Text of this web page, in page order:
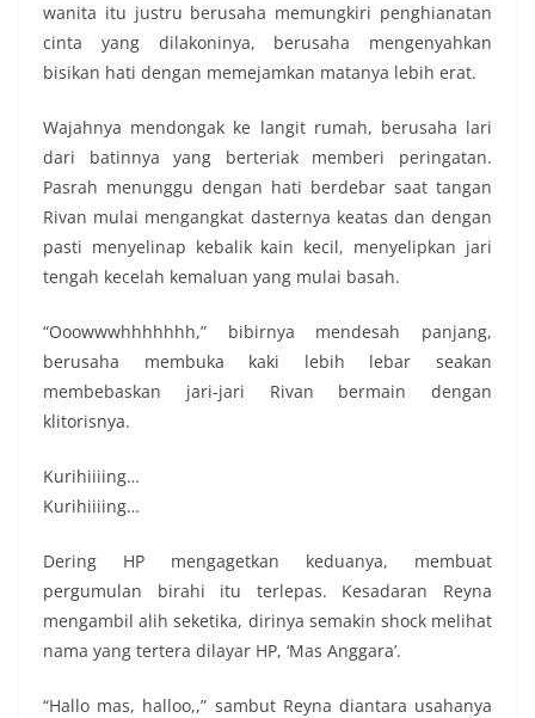
wanita itu justru berusaha memungkiri penghianatan
cinta yang dilakoninya, berusaha mengenyahkan
bisikan hati dengan memejamkan matanya lebih erat.
Wajahnya mendongak ke langit rumah, berusaha lari
dari batinnya yang berteriak memberi peringatan.
Pasrah menunggu dengan hati berdebar saat tangan
Rivan mulai mengangkat dasternya keatas dan dengan
pasti menyelinap kebalik kain kecil, menyelipkan jari
tengah kecelah kemaluan yang mulai basah.
“Ooowwwhhhhhhh,” bibirnya mendesah panjang,
berusaha membuka kaki lebih lebar seakan
membebaskan jari-jari Rivan bermain dengan
klitorisnya.
Kurihiiiing…
Kurihiiiing…
Dering HP mengagetkan keduanya, membuat
pergumulan birahi itu terlepas. Kesadaran Reyna
mengambil alih seketika, dirinya semakin shock melihat
nama yang tertera dilayar HP, ‘Mas Anggara’.
“Hallo mas, halloo,,” sambut Reyna diantara usahanya